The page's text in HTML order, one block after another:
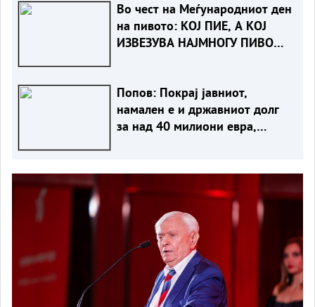
Во чест на Меѓународниот ден
на пивото: КОЈ ПИЕ, А КОЈ
ИЗВЕЗУВА НАЈМНОГУ ПИВО
Попов: Покрај јавниот,
намален е и државниот долг
за над 40 милиони евра,